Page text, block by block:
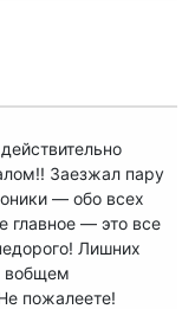
Заезжал пару
— обо всех
главное — это все
Лишних
вобщем
пожалеете!